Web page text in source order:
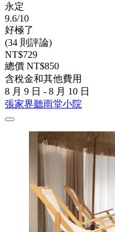
永定
9.6/10
好極了
(34 則評論)
NT$729
總價 NT$850
含稅金和其他費用
8 月 9 日 - 8 月 10 日
張家界聽雨堂小院